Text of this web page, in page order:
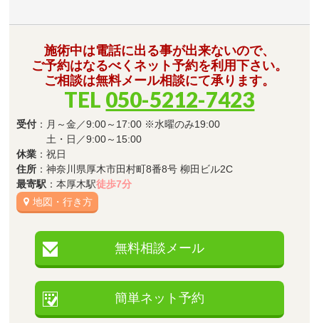
施術中は電話に出る事が出来ないので、
ご予約はなるべくネット予約を利用下さい。
ご相談は無料メール相談にて承ります。
TEL 050-5212-7423
受付 ：月～金／9:00～17:00 ※水曜のみ19:00
土・日／9:00～15:00
休業 ：祝日
住所 ：神奈川県厚木市田村町8番8号 柳田ビル2C
最寄駅 ：本厚木駅徒歩7分
地図・行き方
無料相談メール
簡単ネット予約